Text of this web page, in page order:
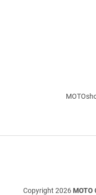
Copyright 2026 MOTO